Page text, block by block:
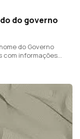
do governo
do Governo
com informações